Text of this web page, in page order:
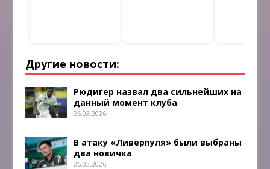
Другие новости:
Рюдигер назвал два сильнейших на
данный момент клуба
26.03.2026
В атаку «Ливерпуля» были выбраны
два новичка
26.03.2026